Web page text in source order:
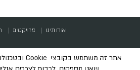
אודותינו פרויקטים